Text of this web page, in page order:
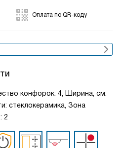
Оплата по QR-коду
конфорок: 4, Ширина, см:
стеклокерамика, Зона
2